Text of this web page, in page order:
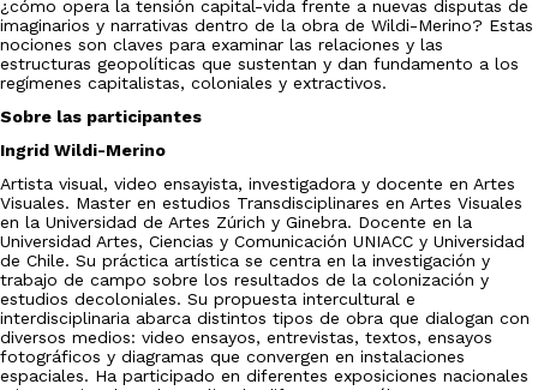
¿cómo opera la tensión capital-vida frente a nuevas disputas de
imaginarios y narrativas dentro de la obra de Wildi-Merino? Estas
nociones son claves para examinar las relaciones y las
estructuras geopolíticas que sustentan y dan fundamento a los
regímenes capitalistas, coloniales y extractivos.
Sobre las participantes
Ingrid Wildi-Merino
Artista visual, video ensayista, investigadora y docente en Artes
Visuales. Master en estudios Transdisciplinares en Artes Visuales
en la Universidad de Artes Zúrich y Ginebra. Docente en la
Universidad Artes, Ciencias y Comunicación UNIACC y Universidad
de Chile. Su práctica artística se centra en la investigación y
trabajo de campo sobre los resultados de la colonización y
estudios decoloniales. Su propuesta intercultural e
interdisciplinaria abarca distintos tipos de obra que dialogan con
diversos medios: video ensayos, entrevistas, textos, ensayos
fotográficos y diagramas que convergen en instalaciones
espaciales. Ha participado en diferentes exposiciones nacionales